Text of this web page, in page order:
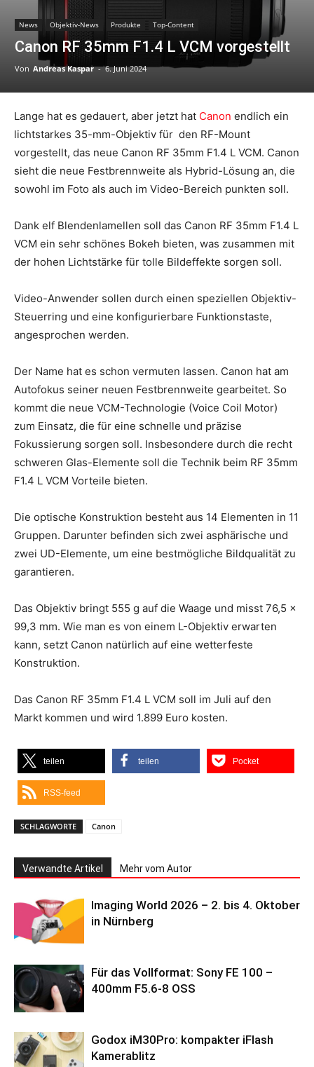
News Objektiv-News Produkte Top-Content
Canon RF 35mm F1.4 L VCM vorgestellt
Von Andreas Kaspar - 6. Juni 2024
Lange hat es gedauert, aber jetzt hat Canon endlich ein
lichtstarkes 35-mm-Objektiv für den RF-Mount
vorgestellt, das neue Canon RF 35mm F1.4 L VCM. Canon
sieht die neue Festbrennweite als Hybrid-Lösung an, die
sowohl im Foto als auch im Video-Bereich punkten soll.
Dank elf Blendenlamellen soll das Canon RF 35mm F1.4 L
VCM ein sehr schönes Bokeh bieten, was zusammen mit
der hohen Lichtstärke für tolle Bildeffekte sorgen soll.
Video-Anwender sollen durch einen speziellen Objektiv-
Steuerring und eine konfigurierbare Funktionstaste,
angesprochen werden.
Der Name hat es schon vermuten lassen. Canon hat am
Autofokus seiner neuen Festbrennweite gearbeitet. So
kommt die neue VCM-Technologie (Voice Coil Motor)
zum Einsatz, die für eine schnelle und präzise
Fokussierung sorgen soll. Insbesondere durch die recht
schweren Glas-Elemente soll die Technik beim RF 35mm
F1.4 L VCM Vorteile bieten.
Die optische Konstruktion besteht aus 14 Elementen in 11
Gruppen. Darunter befinden sich zwei asphärische und
zwei UD-Elemente, um eine bestmögliche Bildqualität zu
garantieren.
Das Objektiv bringt 555 g auf die Waage und misst 76,5 x
99,3 mm. Wie man es von einem L-Objektiv erwarten
kann, setzt Canon natürlich auf eine wetterfeste
Konstruktion.
Das Canon RF 35mm F1.4 L VCM soll im Juli auf den
Markt kommen und wird 1.899 Euro kosten.
teilen teilen Pocket
RSS-feed
SCHLAGWORTE Canon
Verwandte Artikel Mehr vom Autor
Imaging World 2026 – 2. bis 4. Oktober
in Nürnberg
Für das Vollformat: Sony FE 100 –
400mm F5.6-8 OSS
Godox iM30Pro: kompakter iFlash
Kamerablitz